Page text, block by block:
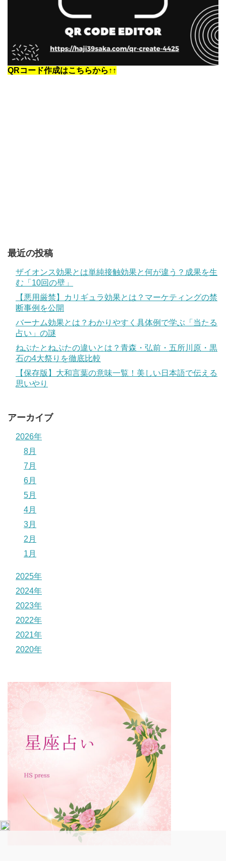
QRコード作成はこちらから↑↑
最近の投稿
ザイオンス効果とは単純接触効果と何が違う？成果を生
む「10回の壁」
【悪用厳禁】カリギュラ効果とは？マーケティングの禁
断事例を公開
バーナム効果とは？わかりやすく具体例で学ぶ「当たる
占い」の謎
ねぶたとねぷたの違いとは？青森・弘前・五所川原・黒
石の4大祭りを徹底比較
【保存版】大和言葉の意味一覧！美しい日本語で伝える
思いやり
アーカイブ
2026年
8月
7月
6月
5月
4月
3月
2月
1月
2025年
2024年
2023年
2022年
2021年
2020年